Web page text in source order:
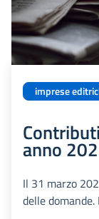
imprese
anno
Il 31 marzo
delle